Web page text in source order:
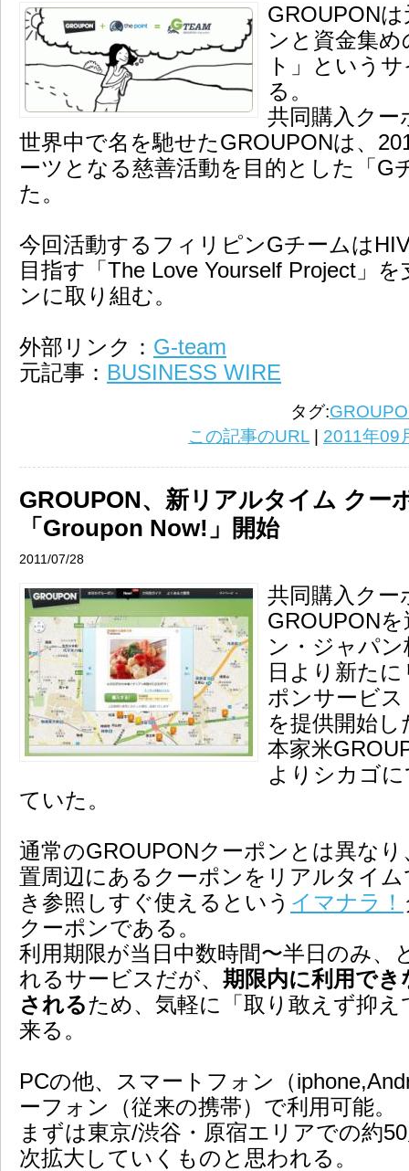
GROUPON
ンと資金集
ト」という
る。
共同購入ク
世界中で名を馳せたGROUPONは、
ーツとなる慈善活動を目的とした「G
た。
今回活動するフィリピンGチームは
目指す「The Love Yourself Project」
ンに取り組む。
外部リンク： G-team
元記事： BUSINESS WIRE
タグ:
この記事のURL | 2011年09
GROUPON、新リアルタイム クー
「Groupon Now!」開始
2011/07/28
共同購入クー
GROUPON
ン・ジャパ
日より新た
ポンサービス
を提供開始し
本家米
よりシカゴ
ていた。
通常のGROUPONクーポンとは異な
置周辺にあるクーポンをリアルタイ
き参照しすぐ使えるという イマナラ！
クーポンである。
利用期限が当日中数時間〜半日のみ、
れるサービスだが、 期限内に利用で
されるため、気軽に「取り敢えず抑
来る。
PCの他、スマートフォン（
ーフォン（従来の携帯）で利用可能。
まずは東京/渋谷・原宿エリアでの約
次拡大していくものと思われる。